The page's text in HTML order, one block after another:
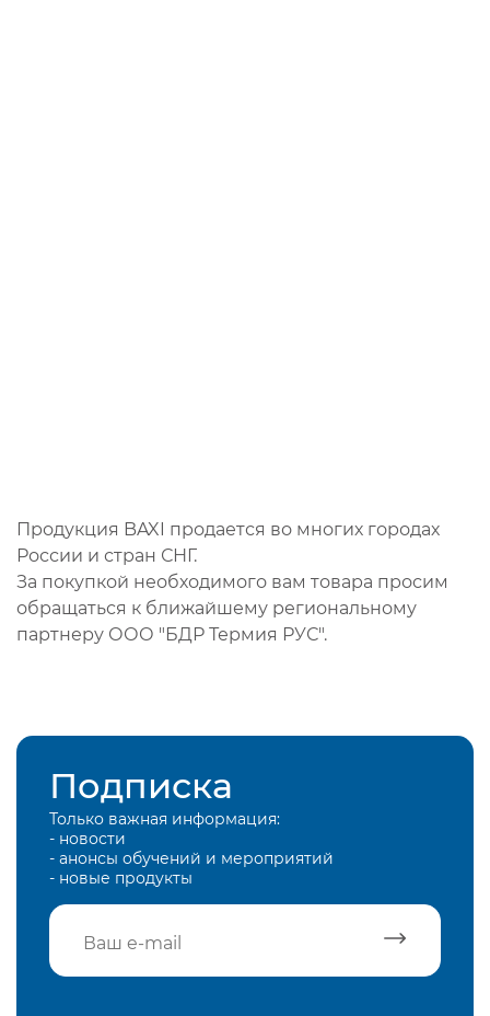
Продукция BAXI продается во многих городах
России и стран СНГ.
За покупкой необходимого вам товара просим
обращаться к ближайшему региональному
партнеру ООО "БДР Термия РУС".
Подписка
Только важная информация:
- новости
- анонсы обучений и мероприятий
- новые продукты